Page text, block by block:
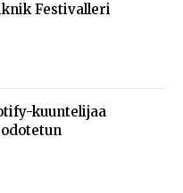
Festivalleri
kuuntelijaa